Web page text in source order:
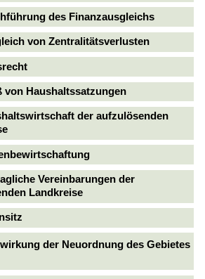
des Finanzausgleichs
von Zentralitätsverlusten
von Haushaltssatzungen
der aufzulösenden
Vereinbarungen der
Landkreise
der Neuordnung des Gebietes